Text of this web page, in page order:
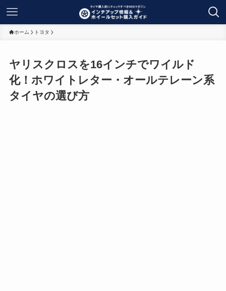
ホーム トヨタ
ヤリスクロスを16インチでワイルド
化！ホワイトレター・オールテレーン系
タイヤの選び方